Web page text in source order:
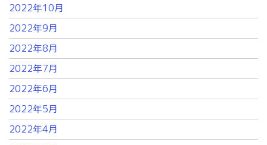
2022年10月
2022年9月
2022年8月
2022年7月
2022年6月
2022年5月
2022年4月